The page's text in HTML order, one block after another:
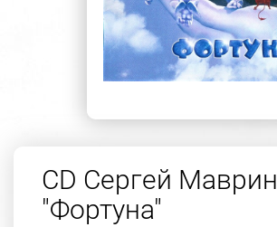
CD Сергей Маврин
"Фортуна"